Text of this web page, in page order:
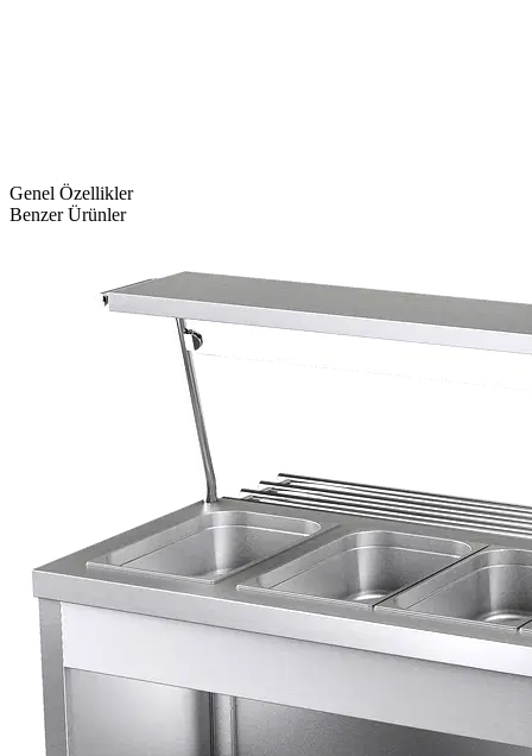
Genel Özellikler
Benzer Ürünler